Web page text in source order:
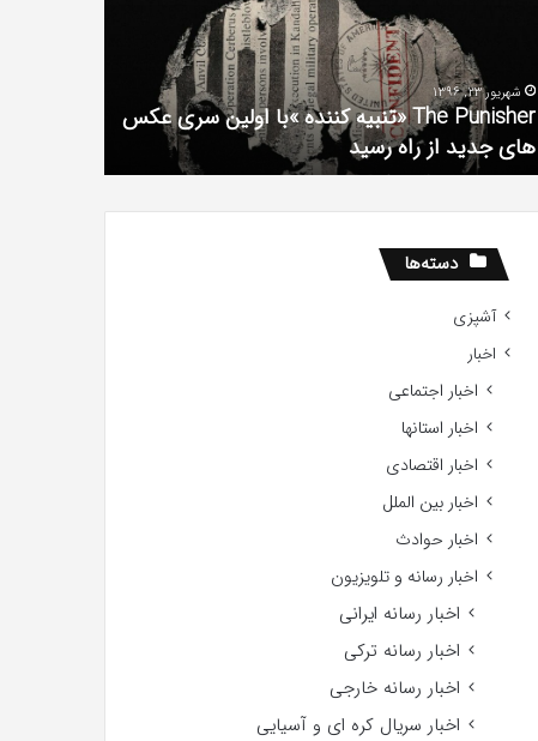
عکس
های
جدید
شهریور 23, 1396
The Punisher «تنبیه کننده »با اولین سری عکس
های جدید از راه رسید
دسته‌ها
آشپزی
اخبار
اخبار اجتماعی
اخبار استانها
اخبار اقتصادی
اخبار بین الملل
اخبار حوادث
اخبار رسانه و تلویزیون
اخبار رسانه ایرانی
اخبار رسانه ترکی
اخبار رسانه خارجی
اخبار سریال کره ای و آسیایی